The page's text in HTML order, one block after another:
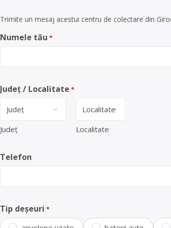
Trimite un mesaj acestui centru de colectare din
Numele tău *
Județ / Localitate *
Județ Localitate
Telefon
Tip deșeuri *